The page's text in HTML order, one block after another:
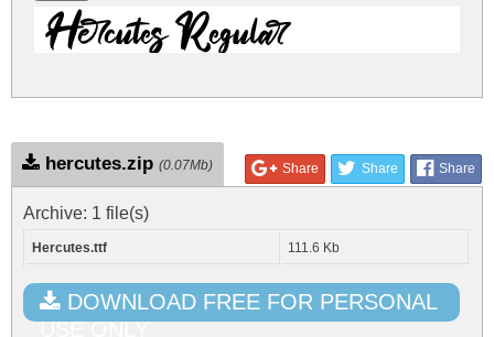
Hercutes Regular
hercutes.zip (0.07Mb) Share Share Share
Archive: 1 file(s)
Hercutes.ttf 111.6 Kb
DOWNLOAD FREE FOR PERSONAL
USE ONLY